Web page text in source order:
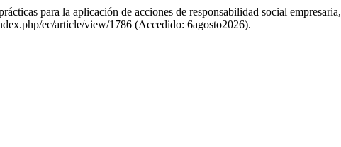
para la aplicación de acciones de responsabilidad social empresaria,
ec/article/view/1786 (Accedido: 6agosto2026).